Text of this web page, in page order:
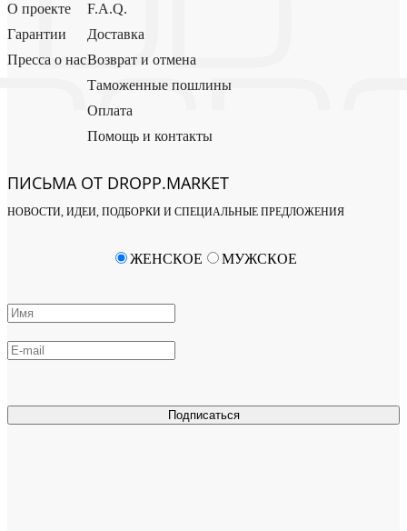
О проекте
Гарантии
Пресса о нас
F.A.Q.
Доставка
Возврат и отмена
Таможенные пошлины
Оплата
Помощь и контакты
ПИСЬМА ОТ DROPP.MARKET
НОВОСТИ, ИДЕИ, ПОДБОРКИ И СПЕЦИАЛЬНЫЕ ПРЕДЛОЖЕНИЯ
Подписаться
ЖЕНСКОЕ МУЖСКОЕ